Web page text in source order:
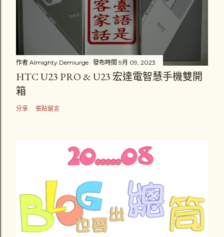
作者 Almighty Demiurge 發布時間 9月 09, 2023
HTC U23 PRO & U23 宏達電智慧手機雙開
箱
分享 張貼留言